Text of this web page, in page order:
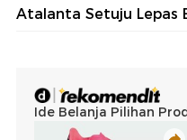
Atalanta Setuju Lepas